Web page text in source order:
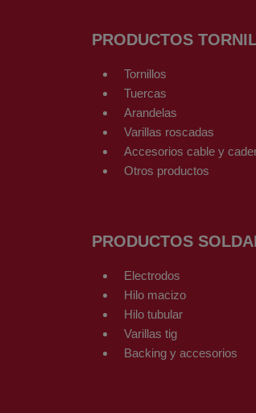
PRODUCTOS
Tornillos
Tuercas
Arandelas
Varillas roscadas
Accesorios cable y
Otros productos
PRODUCTOS
Electrodos
Hilo macizo
Hilo tubular
Varillas tig
Backing y accesorios